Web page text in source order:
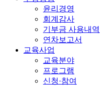
윤리경영
회계감사
기부금 사용내역
연차보고서
교육사업
교육분야
프로그램
신청·참여